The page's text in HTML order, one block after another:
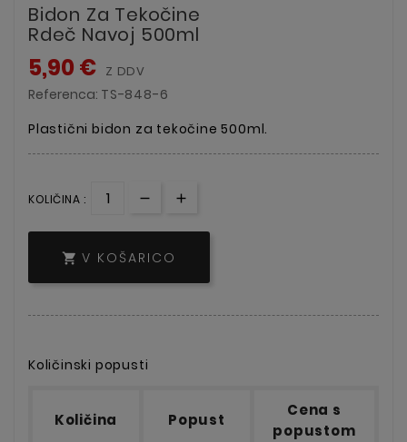
Bidon Za Tekočine
Rdeč Navoj 500ml
5,90 € Z DDV
Referenca: TS-848-6
Plastični bidon za tekočine 500ml.
KOLIČINA :
 V KOŠARICO
Količinski popusti
Količina Popust
Cena s
popustom